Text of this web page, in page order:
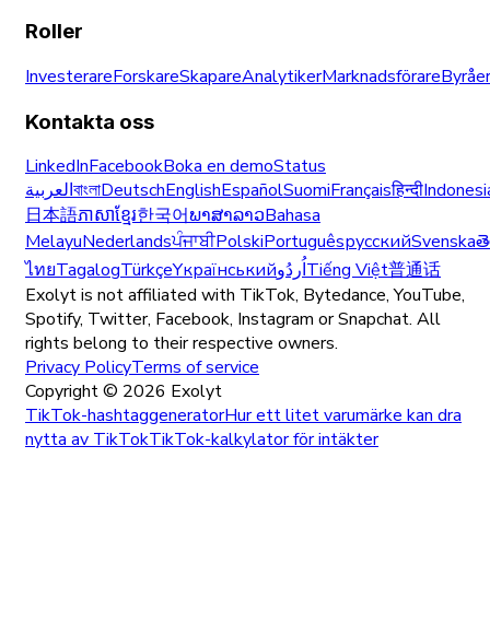
Roller
InvesterareForskareSkapareAnalytikerMarknadsförareByråer
Kontakta oss
LinkedInFacebookBoka en demoStatus
العربيةবাংলাDeutschEnglishEspañolSuomiFrançaisहिन्दी
日本語ភាសាខ្មែរ한국어ພາສາລາວBahasa
MelayuNederlandsਪੰਜਾਬੀPolskiPortuguêsрусскийSvenska
ไทยTagalogTürkçeYкраїнськийاُردُوTiếng Việt普通话
Exolyt is not affiliated with TikTok, Bytedance, YouTube,
Spotify, Twitter, Facebook, Instagram or Snapchat. All
rights belong to their respective owners.
Privacy PolicyTerms of service
Copyright © 2026 Exolyt
TikTok-hashtaggeneratorHur ett litet varumärke kan dra
nytta av TikTokTikTok-kalkylator för intäkter